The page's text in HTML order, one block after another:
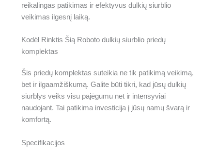
reikalingas patikimas ir efektyvus dulkių siurblio
veikimas ilgesnį laiką.
Kodėl Rinktis Šią Roboto dulkių siurblio priedų
komplektas
Šis priedų komplektas suteikia ne tik patikimą veikimą,
bet ir ilgaamžiškumą. Galite būti tikri, kad jūsų dulkių
siurblys veiks visu pajėgumu net ir intensyviai
naudojant. Tai patikima investicija į jūsų namų švarą ir
komfortą.
Specifikacijos